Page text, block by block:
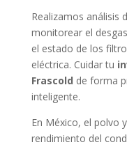
Realizamos análisis
monitorear el
el estado de los
eléctrica. Cuidar tu
Frascold de forma
inteligente.
En México, el polvo
rendimiento del